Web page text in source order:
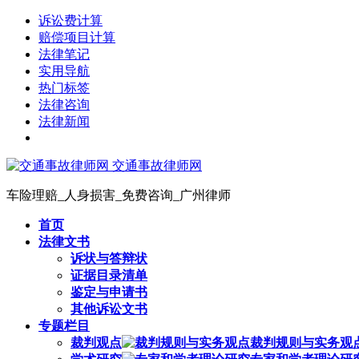
诉讼费计算
赔偿项目计算
法律笔记
实用导航
热门标签
法律咨询
法律新闻
交通事故律师网
车险理赔_人身损害_免费咨询_广州律师
首页
法律文书
诉状与答辩状
证据目录清单
鉴定与申请书
其他诉讼文书
专题栏目
裁判观点
裁判规则与实务观